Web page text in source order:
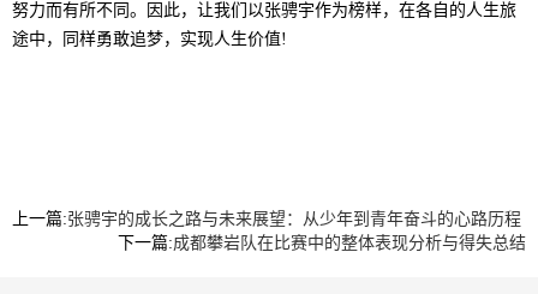
努力而有所不同。因此，让我们以张骋宇作为榜样，在各自的人生旅
途中，同样勇敢追梦，实现人生价值!
上一篇:张骋宇的成长之路与未来展望：从少年到青年奋斗的心路历程
下一篇:成都攀岩队在比赛中的整体表现分析与得失总结